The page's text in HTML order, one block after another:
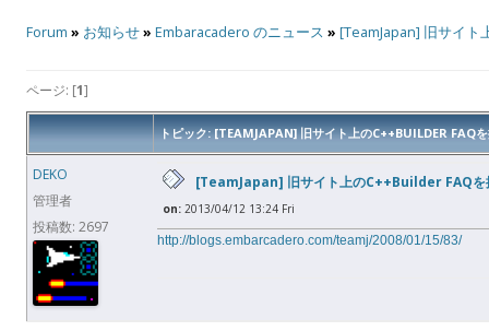
Forum » お知らせ» Embaracadero のニュース » [TeamJapan] 旧サイト
ページ: [1]
トピック: [TEAMJAPAN] 旧サイト上のC++BUILDER FAQ
DEKO
管理者
投稿数: 2697
[TeamJapan] 旧サイト上のC++Builder FAQを
on: 2013/04/12 13:24 Fri
http://blogs.embarcadero.com/teamj/2008/01/15/83/